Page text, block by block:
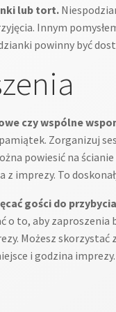
lub tort.
Innym
powinny być
czy wspólne
Zorganizuj
powiesić na
imprezy. To
gości do
to, aby zaproszenia
Możesz
i godzina